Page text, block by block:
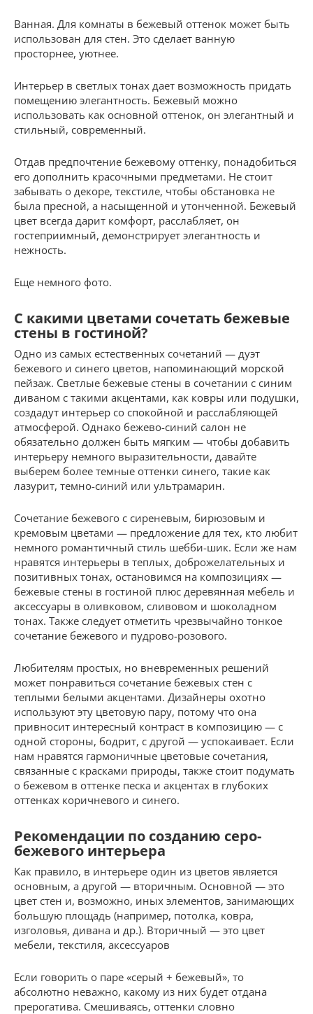
Ванная. Для комнаты в бежевый оттенок может быть
использован для стен. Это сделает ванную
просторнее, уютнее.
Интерьер в светлых тонах дает возможность придать
помещению элегантность. Бежевый можно
использовать как основной оттенок, он элегантный и
стильный, современный.
Отдав предпочтение бежевому оттенку, понадобиться
его дополнить красочными предметами. Не стоит
забывать о декоре, текстиле, чтобы обстановка не
была пресной, а насыщенной и утонченной. Бежевый
цвет всегда дарит комфорт, расслабляет, он
гостеприимный, демонстрирует элегантность и
нежность.
Еще немного фото.
С какими цветами сочетать бежевые
стены в гостиной?
Одно из самых естественных сочетаний — дуэт
бежевого и синего цветов, напоминающий морской
пейзаж. Светлые бежевые стены в сочетании с синим
диваном с такими акцентами, как ковры или подушки,
создадут интерьер со спокойной и расслабляющей
атмосферой. Однако бежево-синий салон не
обязательно должен быть мягким — чтобы добавить
интерьеру немного выразительности, давайте
выберем более темные оттенки синего, такие как
лазурит, темно-синий или ультрамарин.
Сочетание бежевого с сиреневым, бирюзовым и
кремовым цветами — предложение для тех, кто любит
немного романтичный стиль шебби-шик. Если же нам
нравятся интерьеры в теплых, доброжелательных и
позитивных тонах, остановимся на композициях —
бежевые стены в гостиной плюс деревянная мебель и
аксессуары в оливковом, сливовом и шоколадном
тонах. Также следует отметить чрезвычайно тонкое
сочетание бежевого и пудрово-розового.
Любителям простых, но вневременных решений
может понравиться сочетание бежевых стен с
теплыми белыми акцентами. Дизайнеры охотно
используют эту цветовую пару, потому что она
привносит интересный контраст в композицию — с
одной стороны, бодрит, с другой — успокаивает. Если
нам нравятся гармоничные цветовые сочетания,
связанные с красками природы, также стоит подумать
о бежевом в оттенке песка и акцентах в глубоких
оттенках коричневого и синего.
Рекомендации по созданию серо-
бежевого интерьера
Как правило, в интерьере один из цветов является
основным, а другой — вторичным. Основной — это
цвет стен и, возможно, иных элементов, занимающих
большую площадь (например, потолка, ковра,
изголовья, дивана и др.). Вторичный — это цвет
мебели, текстиля, аксессуаров
Если говорить о паре «серый + бежевый», то
абсолютно неважно, какому из них будет отдана
прерогатива. Смешиваясь, оттенки словно